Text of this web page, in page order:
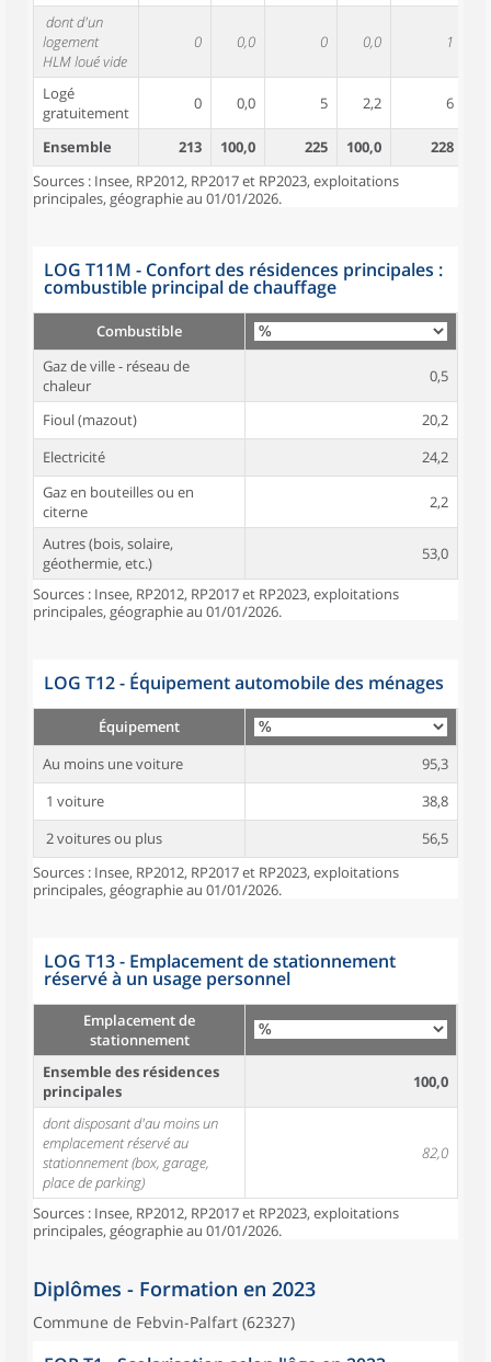
dont d'un
logement
HLM loué vide
0 0,0 0 0,0 1
Logé
gratuitement
0 0,0 5 2,2 6
Ensemble 213 100,0 225 100,0 228
Sources : Insee, RP2012, RP2017 et RP2023, exploitations
principales, géographie au 01/01/2026.
LOG T11M - Confort des résidences principales :
combustible principal de chauffage
Combustible
Gaz de ville - réseau de
chaleur
0,5
Fioul (mazout)
20,2
Electricité
24,2
Gaz en bouteilles ou en
citerne
2,2
Autres (bois, solaire,
géothermie, etc.)
53,0
Sources : Insee, RP2012, RP2017 et RP2023, exploitations
principales, géographie au 01/01/2026.
LOG T12 - Équipement automobile des ménages
Équipement
Au moins une voiture
95,3
1 voiture
38,8
2 voitures ou plus
56,5
Sources : Insee, RP2012, RP2017 et RP2023, exploitations
principales, géographie au 01/01/2026.
LOG T13 - Emplacement de stationnement
réservé à un usage personnel
Emplacement de
stationnement
Ensemble des résidences
principales
100,0
dont disposant d'au moins un
emplacement réservé au
stationnement (box, garage,
place de parking)
82,0
Sources : Insee, RP2012, RP2017 et RP2023, exploitations
principales, géographie au 01/01/2026.
Diplômes - Formation en 2023
Commune de Febvin-Palfart (62327)